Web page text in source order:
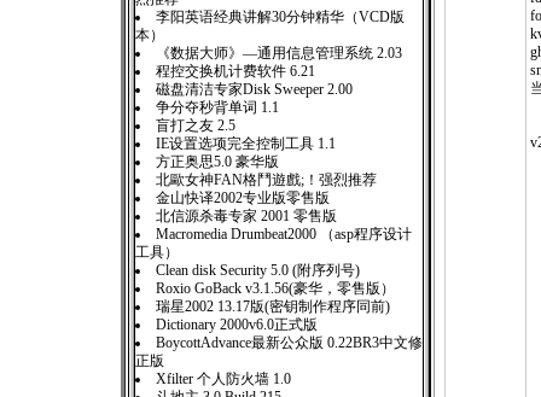
李阳英语经典讲解30分钟精华（VCD版
本）
《数据大师》—通用信息管理系统 2.03
程控交换机计费软件 6.21
磁盘清洁专家Disk Sweeper 2.00
争分夺秒背单词 1.1
盲打之友 2.5
IE设置选项完全控制工具 1.1
方正奥思5.0 豪华版
北歐女神FAN格鬥遊戲;！强烈推荐
金山快译2002专业版零售版
北信源杀毒专家 2001 零售版
Macromedia Drumbeat2000 （asp程序设计
工具）
Clean disk Security 5.0 (附序列号)
Roxio GoBack v3.1.56(豪华，零售版）
瑞星2002 13.17版(密钥制作程序同前)
Dictionary 2000v6.0正式版
BoycottAdvance最新公众版 0.22BR3中文修
正版
Xfilter 个人防火墙 1.0